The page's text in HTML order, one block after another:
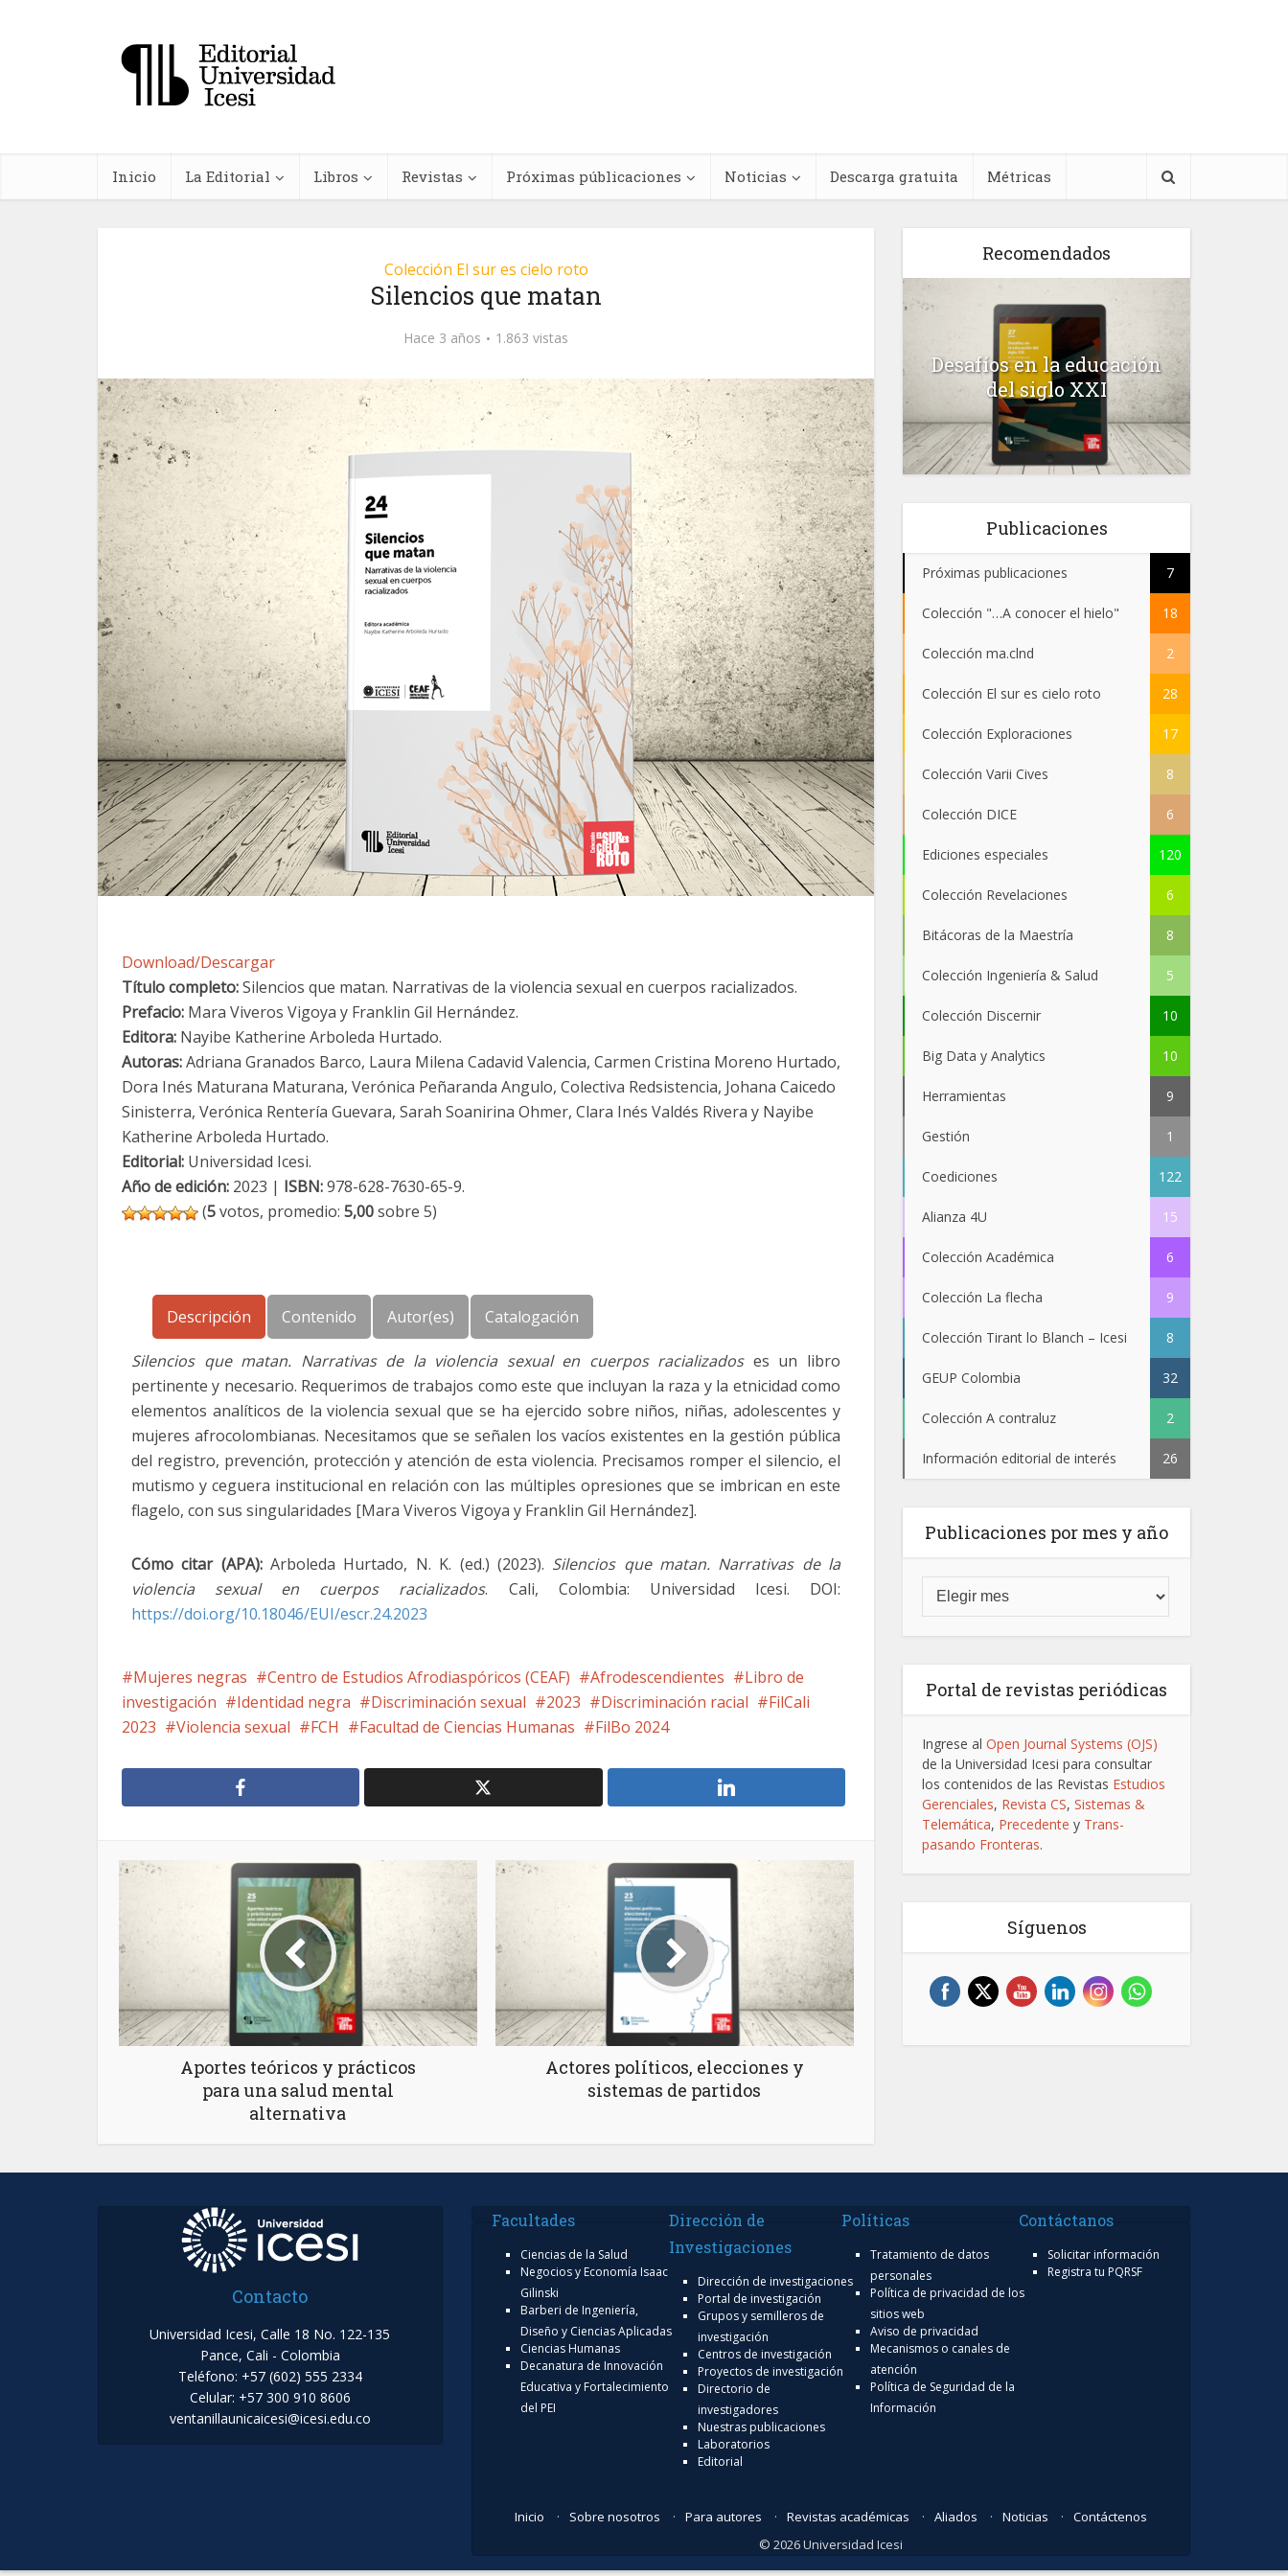
Inicio La Editorial Libros Revistas Próximas públicaciones Noticias Descarga gratuita Métricas
Colección El sur es cielo roto
Silencios que matan
Hace 3 años 1.863 vistas
Download/Descargar
Título completo:Silencios que matan. Narrativas de la violencia sexual en cuerpos racializados.
Prefacio: ‪Mara Viveros Vigoya y Franklin Gil Hernández.
Editora: Nayibe Katherine Arboleda Hurtado.
Autoras:Adriana Granados Barco, Laura Milena Cadavid Valencia, Carmen Cristina Moreno Hurtado,
Dora Inés Maturana Maturana, Verónica Peñaranda Angulo, Colectiva Redsistencia, Johana Caicedo
Sinisterra, Verónica Rentería Guevara, Sarah Soanirina Ohmer, Clara Inés Valdés Rivera y Nayibe
Katherine Arboleda Hurtado.
Editorial: Universidad Icesi.
Año de edición: 2023 | ISBN:978-628-7630-65-9.
(5votos, promedio: 5,00sobre 5)
Descripción Contenido Autor(es) Catalogación
Silencios que matan. Narrativas de la violencia sexual en cuerpos racializadoses un libro
pertinente y necesario. Requerimos de trabajos como este que incluyan la raza y la etnicidad como
elementos analíticos de la violencia sexual que se ha ejercido sobre niños, niñas, adolescentes y
mujeres afrocolombianas. Necesitamos que se señalen los vacíos existentes en la gestión pública
del registro, prevención, protección y atención de esta violencia. Precisamos romper el silencio, el
mutismo y ceguera institucional en relación con las múltiples opresiones que se imbrican en este
flagelo, con sus singularidades [Mara Viveros Vigoya y Franklin Gil Hernández].
Cómo citar (APA):Arboleda Hurtado, N. K. (ed.) (2023). Silencios que matan. Narrativas de la
violencia sexual en cuerpos racializados. Cali, Colombia: Universidad Icesi. DOI:
https://doi.org/10.18046/EUI/escr.24.2023
Mujeres negras Centro de Estudios Afrodiaspóricos (CEAF) Afrodescendientes
Libro de
investigación
Identidad negra Discriminación sexual 2023 Discriminación racial
FilCali
2023
Violencia sexual FCH Facultad de Ciencias Humanas FilBo 2024
Aportes teóricos y prácticos
para una salud mental
alternativa
Actores políticos, elecciones y
sistemas de partidos
Recomendados
Interacciones
plantas medicinales y
medicamentos
racismo antinegro en
América Latina y el
Caribe
Desafíos en la educación
del siglo XXI
Publicaciones
Próximas publicaciones 7
Colección "…A conocer el hielo" 18
Colección ma.clnd 2
Colección El sur es cielo roto 28
Colección Exploraciones 17
Colección Varii Cives 8
Colección DICE 6
Ediciones especiales 120
Colección Revelaciones 6
Bitácoras de la Maestría 8
Colección Ingeniería & Salud 5
Colección Discernir 10
Big Data y Analytics 10
Herramientas 9
Gestión 1
Coediciones 122
Alianza 4U 15
Colección Académica 6
Colección La flecha 9
Colección Tirant lo Blanch – Icesi 8
GEUP Colombia 32
Colección A contraluz 2
Información editorial de interés 26
Publicaciones por mes y año
Portal de revistas periódicas
Ingrese al Open Journal Systems (OJS)
de la Universidad Icesi para consultar
los contenidos de las Revistas Estudios
Gerenciales, Revista CS, Sistemas &
Telemática, Precedente y Trans-
pasando Fronteras.
Síguenos
Contacto
Universidad Icesi, Calle 18 No. 122-135
Pance, Cali - Colombia
Teléfono: +57 (602) 555 2334
Celular: +57 300 910 8606
ventanillaunicaicesi@icesi.edu.co
Facultades
Ciencias de la Salud
Negocios y Economía Isaac
Gilinski
Barberi de Ingeniería,
Diseño y Ciencias Aplicadas
Ciencias Humanas
Decanatura de Innovación
Educativa y Fortalecimiento
del PEI
Dirección de
Investigaciones
Dirección de investigaciones
Portal de investigación
Grupos y semilleros de
investigación
Centros de investigación
Proyectos de investigación
Directorio de
investigadores
Nuestras publicaciones
Laboratorios
Editorial
Políticas
Tratamiento de datos
personales
Política de privacidad de los
sitios web
Aviso de privacidad
Mecanismos o canales de
atención
Política de Seguridad de la
Información
Contáctanos
Solicitar información
Registra tu PQRSF
Inicio Sobre nosotros Para autores Revistas académicas Aliados Noticias
Contáctenos
© 2026 Universidad Icesi